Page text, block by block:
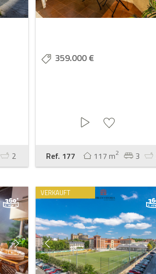
2
359.000 €
Ref. 177 117 m2 3
VERKAUFT